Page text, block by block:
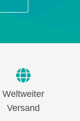
Weltweiter
Versand